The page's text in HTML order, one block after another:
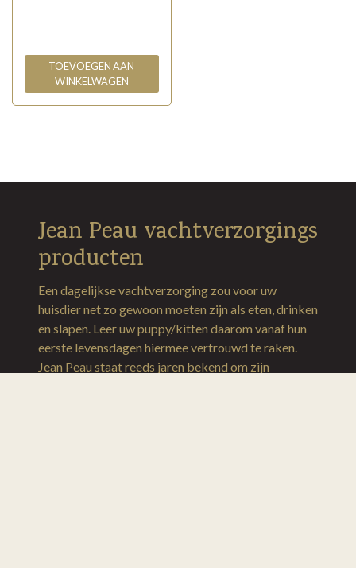
TOEVOEGEN AAN
WINKELWAGEN
Jean Peau vachtverzorgings
producten
Een dagelijkse vachtverzorging zou voor uw
huisdier net zo gewoon moeten zijn als eten, drinken
en slapen. Leer uw puppy/kitten daarom vanaf hun
eerste levensdagen hiermee vertrouwd te raken.
Jean Peau staat reeds jaren bekend om zijn